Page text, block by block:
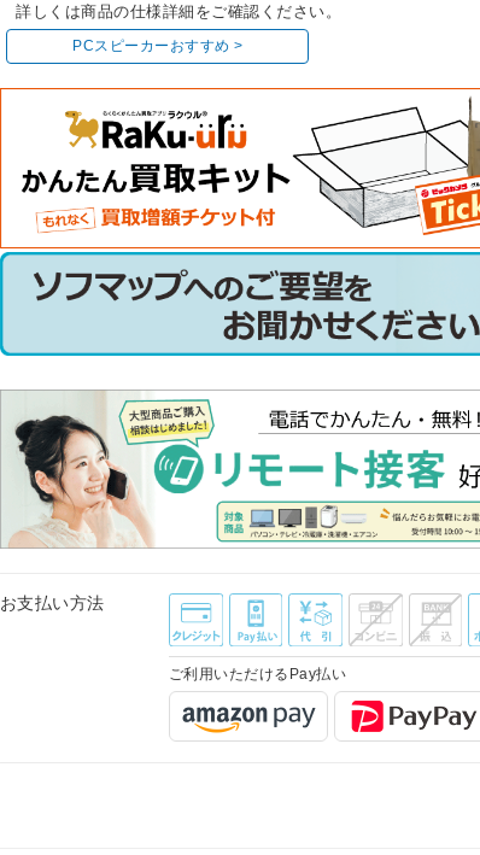
詳しくは商品の仕様詳細をご確認ください。
PCスピーカーおすすめ >
お支払い方法
ご利用いただけるPay払い